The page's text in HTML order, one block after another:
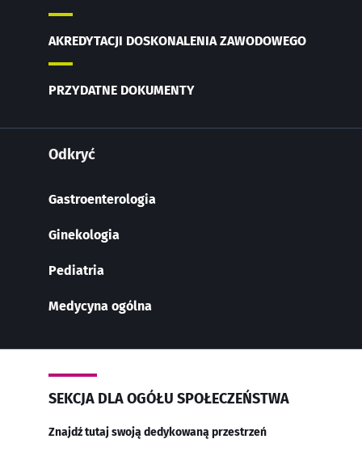
AKREDYTACJI DOSKONALENIA ZAWODOWEGO
PRZYDATNE DOKUMENTY
Odkryć
Gastroenterologia
Ginekologia
Pediatria
Medycyna ogólna
SEKCJA DLA OGÓŁU SPOŁECZEŃSTWA
Znajdź tutaj swoją dedykowaną przestrzeń